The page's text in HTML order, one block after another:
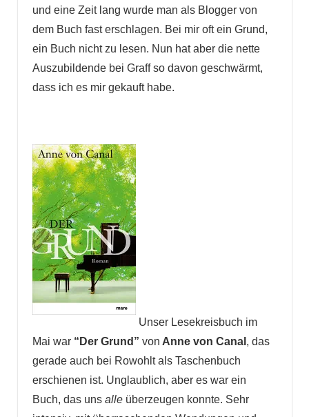
und eine Zeit lang wurde man als Blogger von
dem Buch fast erschlagen. Bei mir oft ein Grund,
ein Buch nicht zu lesen. Nun hat aber die nette
Auszubildende bei Graff so davon geschwärmt,
dass ich es mir gekauft habe.
Unser Lesekreisbuch im
Mai war“Der Grund” von Anne von Canal , das
gerade auch bei Rowohlt als Taschenbuch
erschienen ist. Unglaublich, aber es war ein
Buch, das uns alleüberzeugen konnte. Sehr